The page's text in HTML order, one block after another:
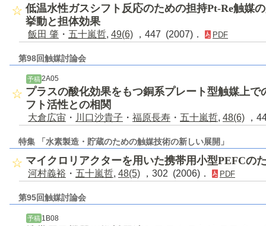
低温水性ガスシフト反応のための担持Pt-Re触媒
挙動と担体効果
飯田 肇 ・ 五十嵐哲, 49(6) ，447 (2007)． PDF
第98回触媒討論会
予稿 2A05
プラスの酸化効果をもつ銅系プレート型触媒上で
フト活性との相関
大倉広宙 ・ 川口沙貴子 ・ 福原長寿 ・ 五十嵐哲, 48(6) ，
特集 「水素製造・貯蔵のための触媒技術の新しい展開」
マイクロリアクターを用いた携帯用小型PEFCの
河村義裕 ・ 五十嵐哲, 48(5) ，302 (2006)． PDF
第95回触媒討論会
予稿 1B08